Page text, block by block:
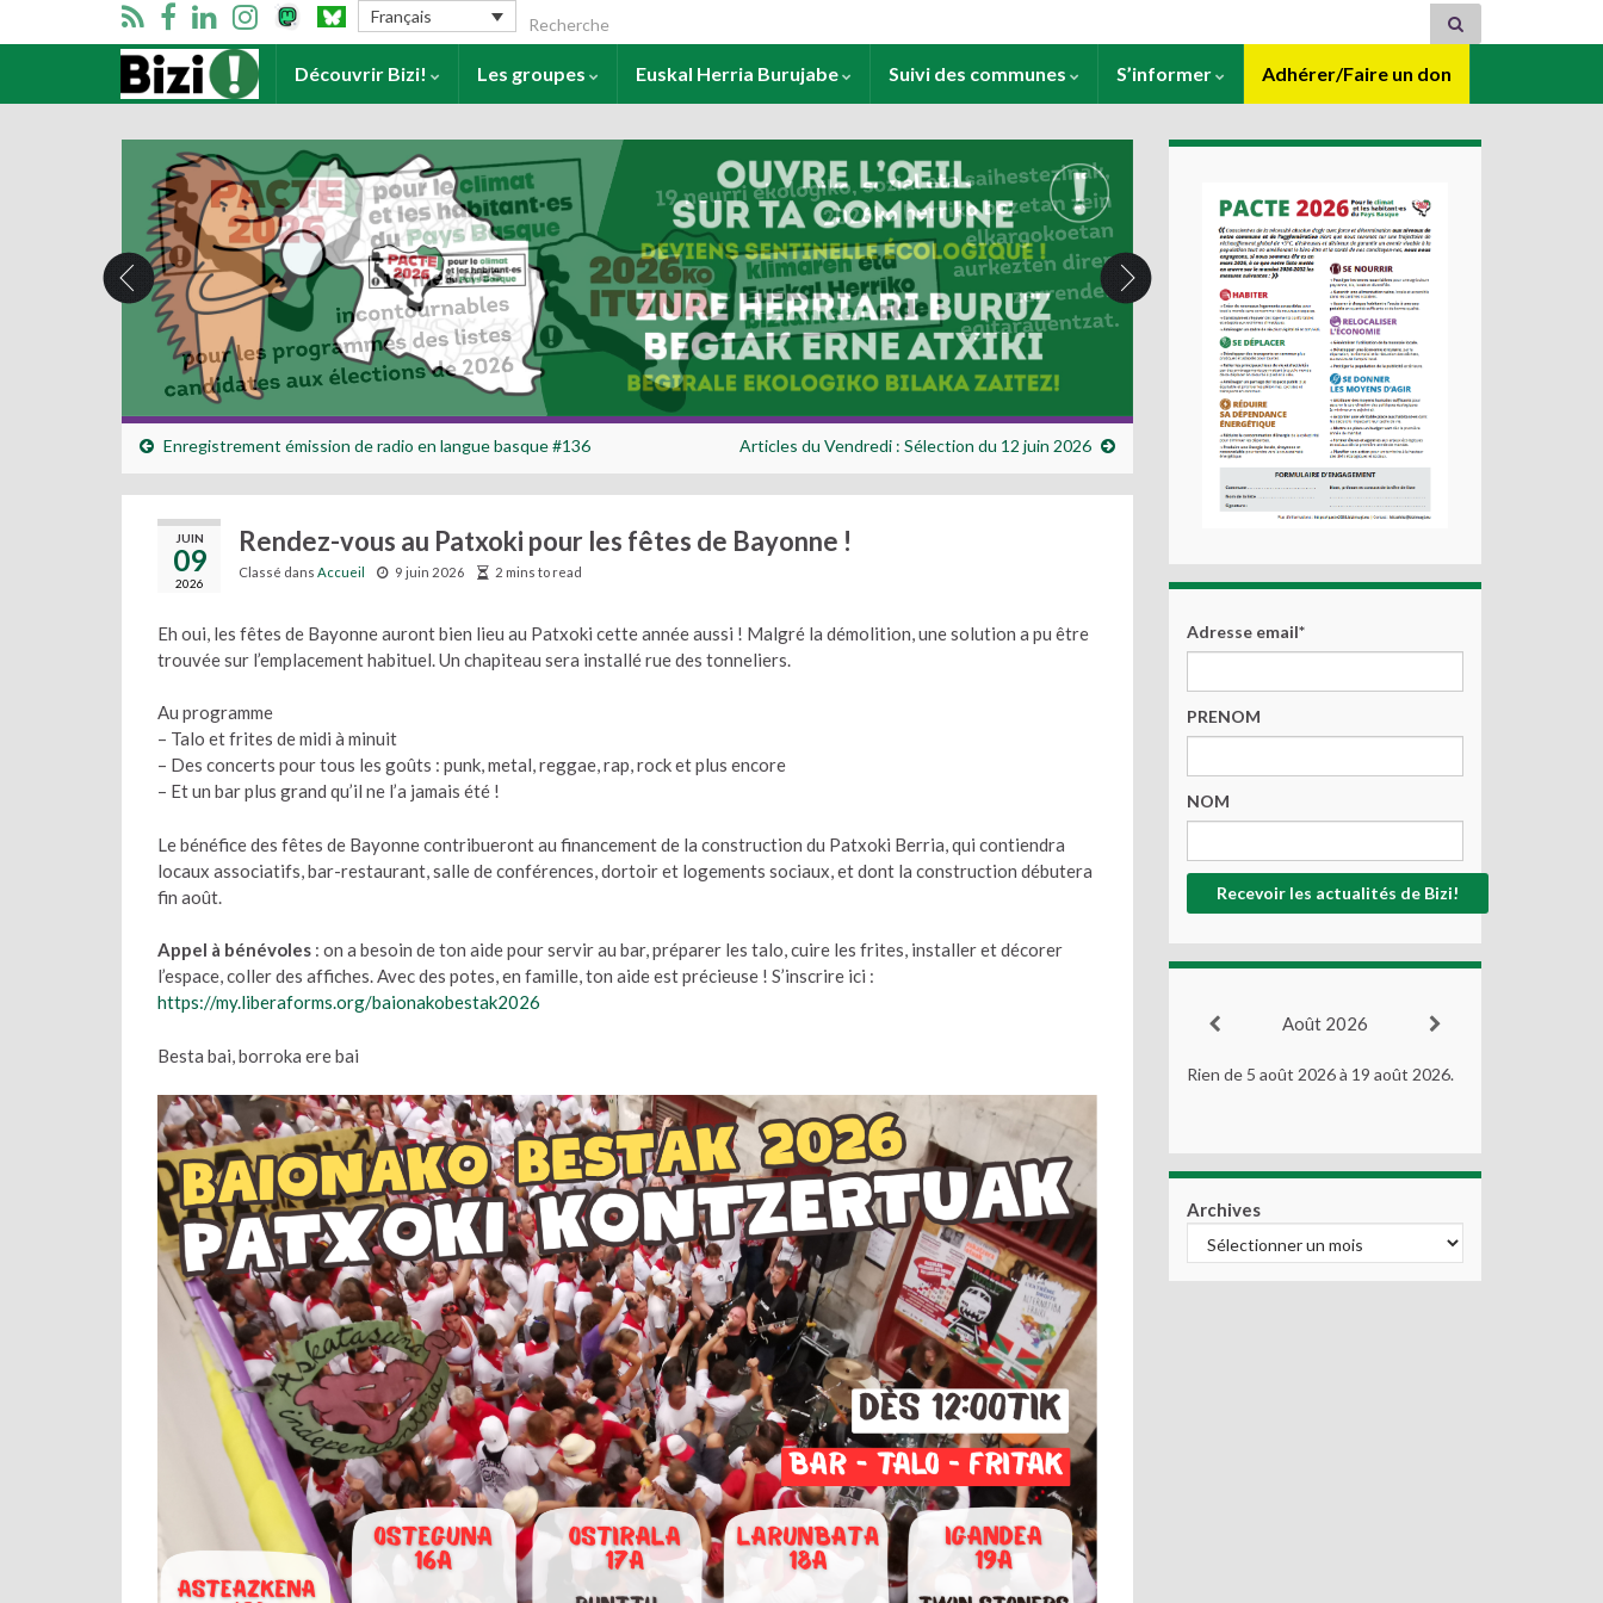
Français Search for:
Accueil Découvrir Bizi! Les groupes Euskal Herria Burujabe Suivi des communes S’informer Adhérer/Faire un don
Enregistrement émission de radio en langue basque #136 Articles du Vendredi : Sélection du 12 juin 2026
JUIN
09
2026
Rendez-vous au Patxoki pour les fêtes de Bayonne !
Classé dans Accueil 9 juin 2026 2 mins to read
Eh oui, les fêtes de Bayonne auront bien lieu au Patxoki cette année aussi ! Malgré la démolition, une solution a pu être
trouvée sur l’emplacement habituel. Un chapiteau sera installé rue des tonneliers.
Au programme
– Talo et frites de midi à minuit
– Des concerts pour tous les goûts : punk, metal, reggae, rap, rock et plus encore
– Et un bar plus grand qu’il ne l’a jamais été !
Le bénéfice des fêtes de Bayonne contribueront au financement de la construction du Patxoki Berria, qui contiendra
locaux associatifs, bar-restaurant, salle de conférences, dortoir et logements sociaux, et dont la construction débutera
fin août.
Appel à bénévoles : on a besoin de ton aide pour servir au bar, préparer les talo, cuire les frites, installer et décorer
l’espace, coller des affiches. Avec des potes, en famille, ton aide est précieuse ! S’inscrire ici :
https://my.liberaforms.org/baionakobestak2026
Besta bai, borroka ere bai
Adresse email*
PRENOM
NOM
Août 2026
Rien de 5 août 2026 à 19 août 2026.
Archives